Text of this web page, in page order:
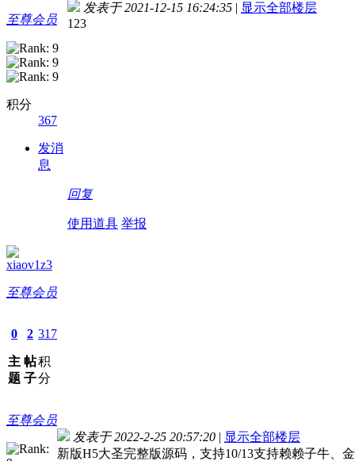
至尊会员
积分
367
发消
息
发表于 2021-12-15 16:24:35 | 显示全部楼层
123
回复
使用道具 举报
xiaov1z3
至尊会员
0
主
题
2
帖
子
317
积
分
至尊会员
发表于 2022-2-25 20:57:20 | 显示全部楼层
新版H5大圣完整版源码，支持10/13支持赖赖子牛、